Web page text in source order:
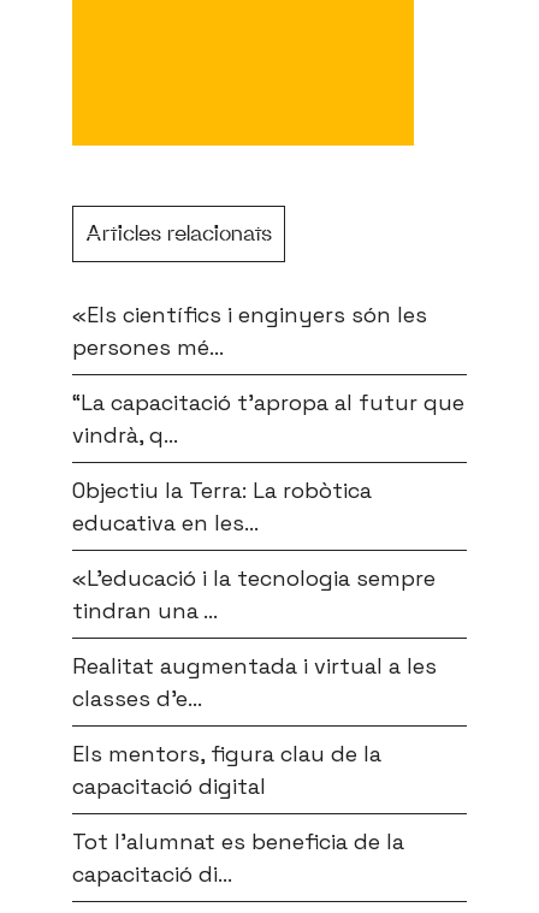
Articles relacionats
«Els científics i enginyers són les
persones mé...
“La capacitació t’apropa al futur que
vindrà, q...
Objectiu la Terra: La robòtica
educativa en les...
«L’educació i la tecnologia sempre
tindran una ...
Realitat augmentada i virtual a les
classes d’e...
Els mentors, figura clau de la
capacitació digital
Tot l’alumnat es beneficia de la
capacitació di...